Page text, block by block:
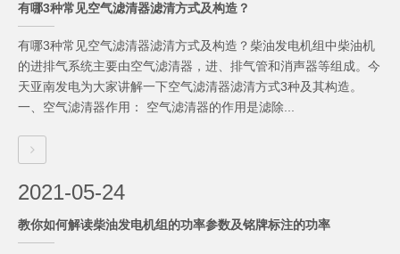
有哪3种常见空气滤清器滤清方式及构造？
有哪3种常见空气滤清器滤清方式及构造？柴油发电机组中柴油机
的进排气系统主要由空气滤清器，进、排气管和消声器等组成。今
天亚南发电为大家讲解一下空气滤清器滤清方式3种及其构造。
一、空气滤清器作用： 空气滤清器的作用是滤除...
2021-05-24
教你如何解读柴油发电机组的功率参数及铭牌标注的功率